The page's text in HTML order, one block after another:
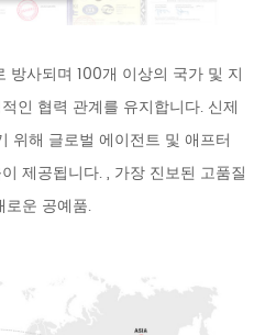
방사되며 100개 이상의 국가 및 지
인 협력 관계를 유지합니다. 신제
위해 글로벌 에이전트 및 애프터
제공됩니다. , 가장 진보된 고품질
운 공예품.